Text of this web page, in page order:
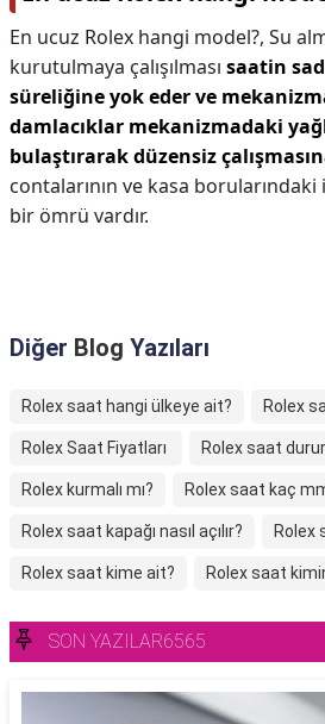
En ucuz Rolex hangi model?, Su
kurutulmaya çalışılması saatin
süreliğine yok eder ve
damlacıklar mekanizmadaki
bulaştırarak düzensiz
contalarının ve kasa
bir ömrü vardır.
Diğer Blog Yazıları
Rolex saat hangi ülkeye ait? Rolex
Rolex Saat Fiyatları Rolex saat
Rolex kurmalı mı? Rolex saat kaç
Rolex saat kapağı nasıl açılır? Rolex
Rolex saat kime ait? Rolex saat
SON YAZILAR6565